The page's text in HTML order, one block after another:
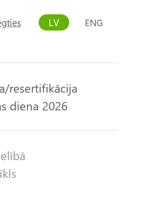
LV ENG
resertifikācija
diena 2026